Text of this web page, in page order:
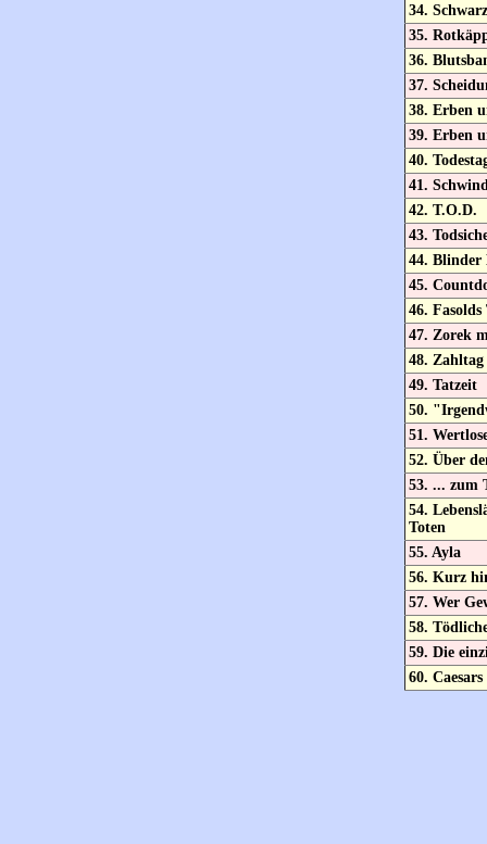
34.
35.
36.
37.
38. Erben
39. Erben
40.
41.
42. T.O.D.
43.
44. Blinder
45.
46.
47. Zorek
48. Zahltag
49. Tatzeit
50.
51.
52. Über
53. ... zum
54.
Toten
55. Ayla
56. Kurz
57. Wer
58.
59. Die
60. Caesars